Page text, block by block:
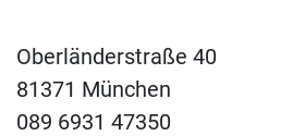
Oberländerstraße 40
81371 München
089 6931 47350